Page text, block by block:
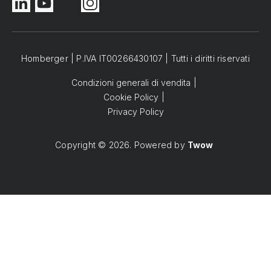
Homberger | P.IVA IT00266430107 | Tutti i diritti riservati
Condizioni generali di vendita
Cookie Policy
Privacy Policy
Copyright © 2026. Powered by Twow